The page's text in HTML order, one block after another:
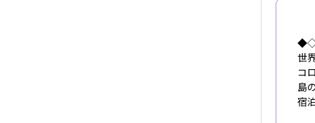
◆◇
世
コ
島
宿